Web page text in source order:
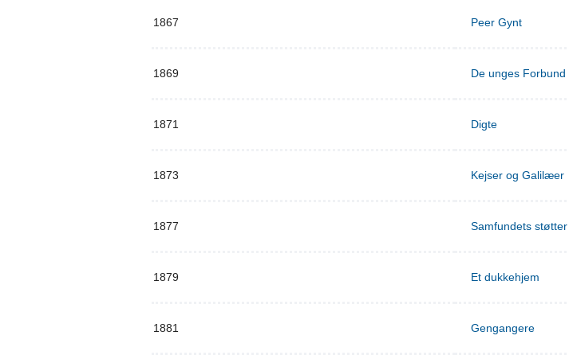
1867 Peer Gynt
1869 De unges Forbund
1871 Digte
1873 Kejser og Galilæer
1877 Samfundets støtter
1879 Et dukkehjem
1881 Gengangere